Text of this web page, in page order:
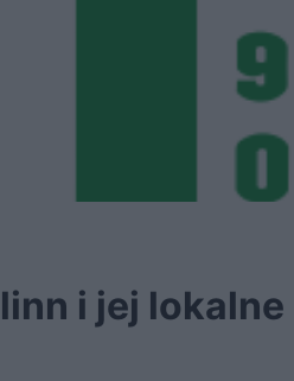
i jej lokalne